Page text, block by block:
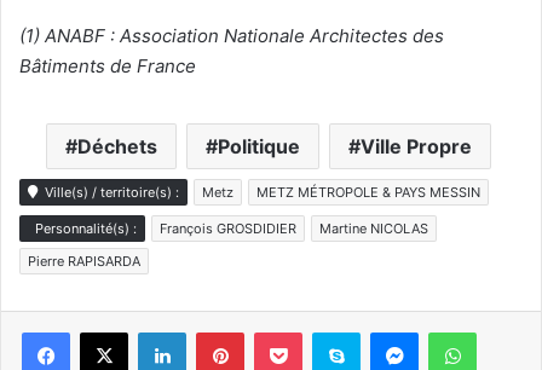
(1) ANABF : Association Nationale Architectes des
Bâtiments de France
Déchets Politique Ville Propre
Ville(s) / territoire(s) : Metz METZ MÉTROPOLE & PAYS MESSIN
Personnalité(s) : François GROSDIDIER
Martine NICOLAS
Pierre RAPISARDA
LinkedinPinterestPocket Skype Messenger